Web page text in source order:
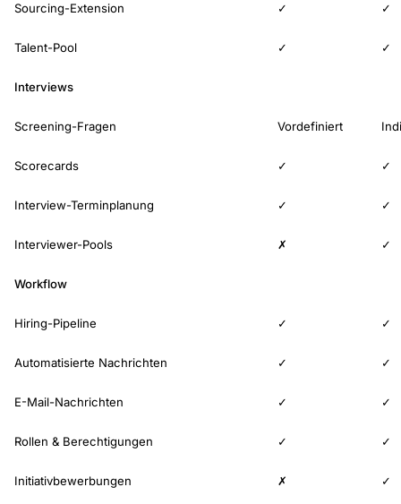
Sourcing-Extension ✓ ✓
Talent-Pool ✓ ✓
Interviews
Screening-Fragen Vordefiniert
Scorecards ✓ ✓
Interview-Terminplanung ✓ ✓
Interviewer-Pools ✗ ✓
Workflow
Hiring-Pipeline ✓ ✓
Automatisierte Nachrichten ✓ ✓
E-Mail-Nachrichten ✓ ✓
Rollen & Berechtigungen ✓ ✓
Initiativbewerbungen ✗ ✓